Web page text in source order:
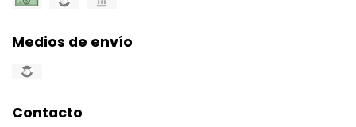
Medios de envío
Contacto